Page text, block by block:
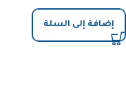
إضافة إلى السلة